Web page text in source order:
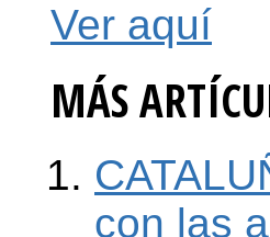
Ver aquí
MÁS
con las